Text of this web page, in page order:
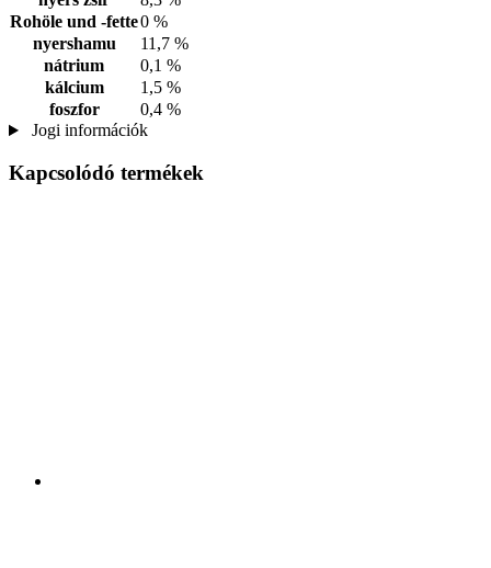
Rohöle und -fette0 %
nyershamu
11,7 %
nátrium
0,1 %
kálcium
1,5 %
foszfor
0,4 %
Jogi információk
Kapcsolódó termékek